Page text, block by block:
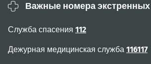
Важные номера
Служба спасения 112
Дежурная медицинская служба 116117